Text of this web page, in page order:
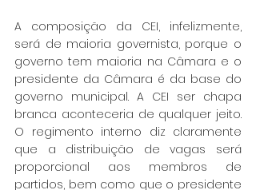
A composição da CEI, infelizmente,
será de maioria governista, porque o
governo tem maioria na Câmara e o
presidente da Câmara é da base do
governo municipal. A CEI ser chapa
branca aconteceria de qualquer jeito.
O regimento interno diz claramente
que a distribuição de vagas será
proporcional aos membros de
partidos, bem como que o presidente